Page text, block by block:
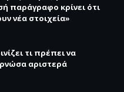
παράγραφο κρίνει ότι
νέα στοιχεία»
τι πρέπει να
αριστερά